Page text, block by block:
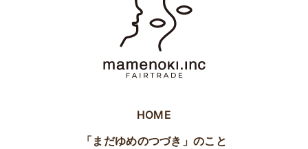
HOME
「まだゆめのつづき」のこと